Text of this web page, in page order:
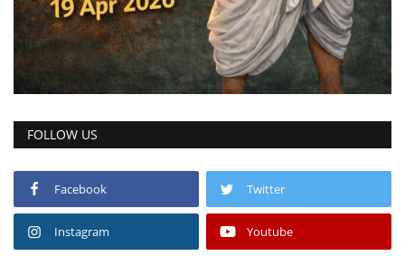
FOLLOW US
Facebook Twitter
Instagram Youtube